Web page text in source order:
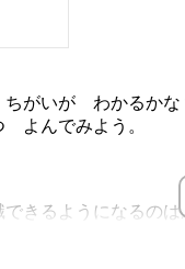
がいが わかるかな
よんでみよう。
きるようになるのは
たのしく学んでも